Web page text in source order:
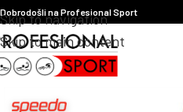
Skip to navigation
Skip to main content
Dobrodošli na Profesional Sport